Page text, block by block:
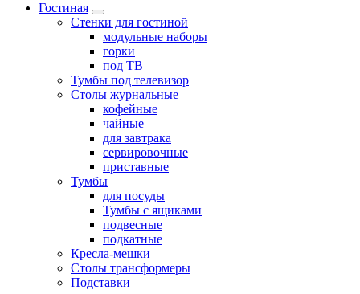
Гостиная
Стенки для гостиной
модульные наборы
горки
под ТВ
Тумбы под телевизор
Столы журнальные
кофейные
чайные
для завтрака
сервировочные
приставные
Тумбы
для посуды
Тумбы с ящиками
подвесные
подкатные
Кресла-мешки
Столы трансформеры
Подставки